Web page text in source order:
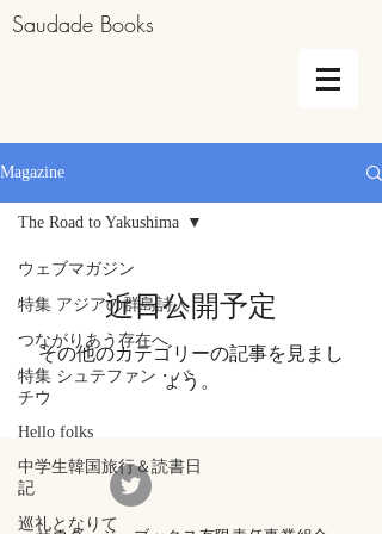
Saudade Books
Magazine
ウェブマガジン
特集 アジアの群島詩人
つながりあう存在へ
特集 シュテファン・バ
チウ
Hello folks
中学生韓国旅行＆読書日
記
巡礼となりて
The Road to Yakushima
近日公開予定
その他のカテゴリーの記事を見まし
ょう。